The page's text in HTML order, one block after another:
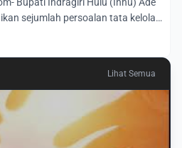
sejumlah persoalan tata kelola
Lihat Semua